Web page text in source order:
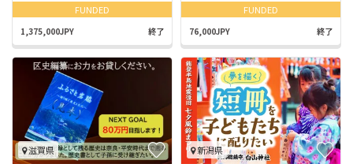
FUNDED
1,375,000JPY 終了
FUNDED
76,000JPY 終了
滋賀県 新潟県